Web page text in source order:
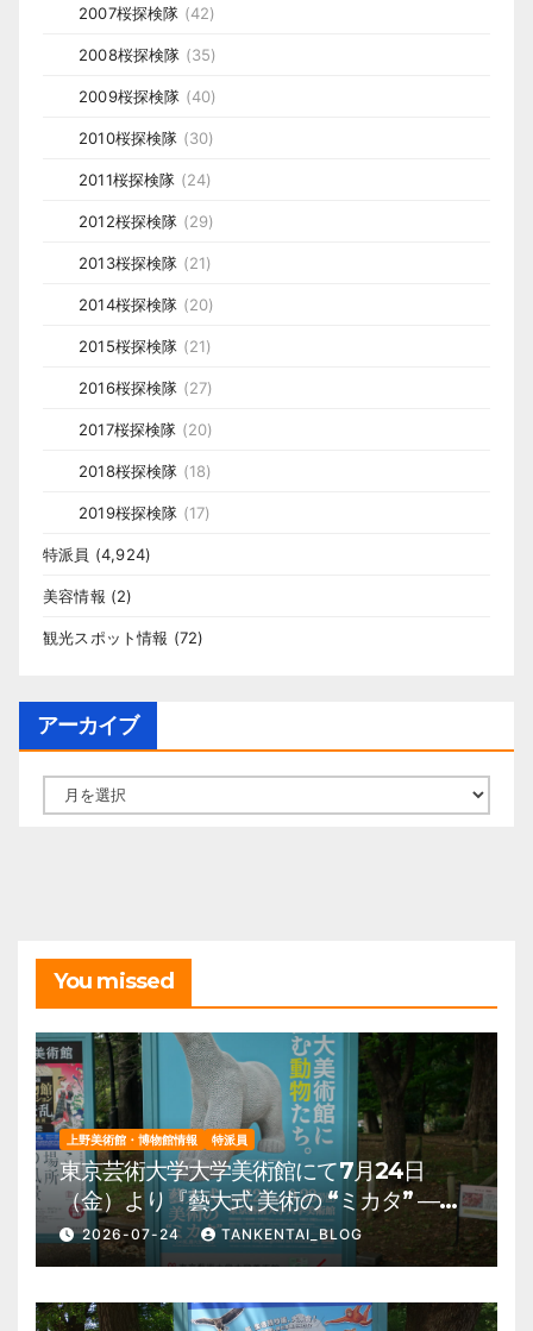
2007桜探検隊 (42)
2008桜探検隊 (35)
2009桜探検隊 (40)
2010桜探検隊 (30)
2011桜探検隊 (24)
2012桜探検隊 (29)
2013桜探検隊 (21)
2014桜探検隊 (20)
2015桜探検隊 (21)
2016桜探検隊 (27)
2017桜探検隊 (20)
2018桜探検隊 (18)
2019桜探検隊 (17)
特派員 (4,924)
美容情報 (2)
観光スポット情報 (72)
アーカイブ
You missed
上野美術館・博物館情報 特派員
東京芸術大学大学美術館にて7月24日
（金）より『藝大式 美術の “ミカタ” ―こ
の夏、藝大生になる―』を開催。 上野公
園 美術館・博物館 混雑情報他
2026-07-24 TANKENTAI_BLOG